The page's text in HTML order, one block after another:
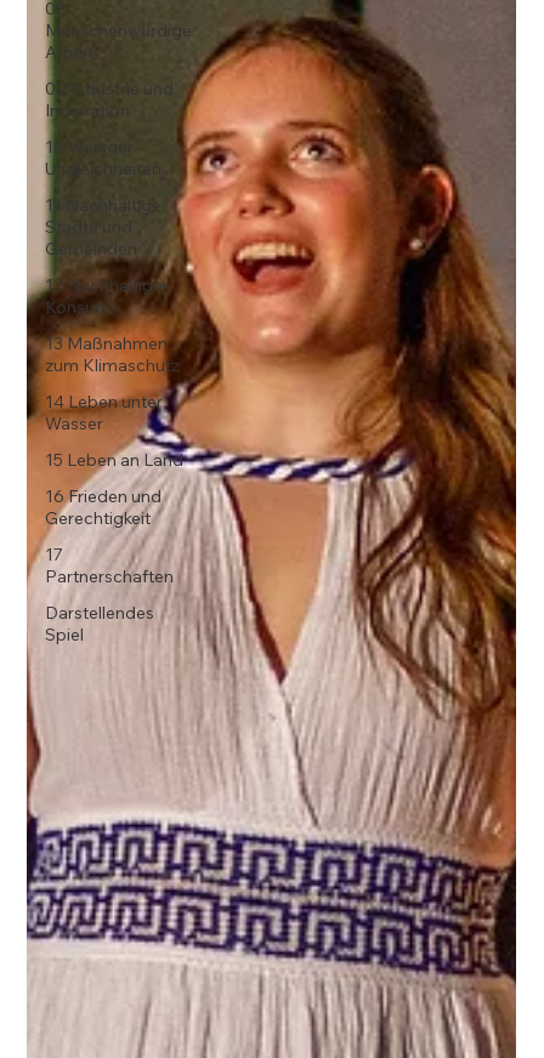
08
Menschenwürdige
Arbeit
09 Industrie und
Innovation
10 Weniger
Ungleichheiten
11 Nachhaltige
Städte und
Gemeinden
12 Nachhaltiger
Konsum
13 Maßnahmen
zum Klimaschutz
14 Leben unter
Wasser
15 Leben an Land
16 Frieden und
Gerechtigkeit
17
Partnerschaften
Darstellendes
Spiel